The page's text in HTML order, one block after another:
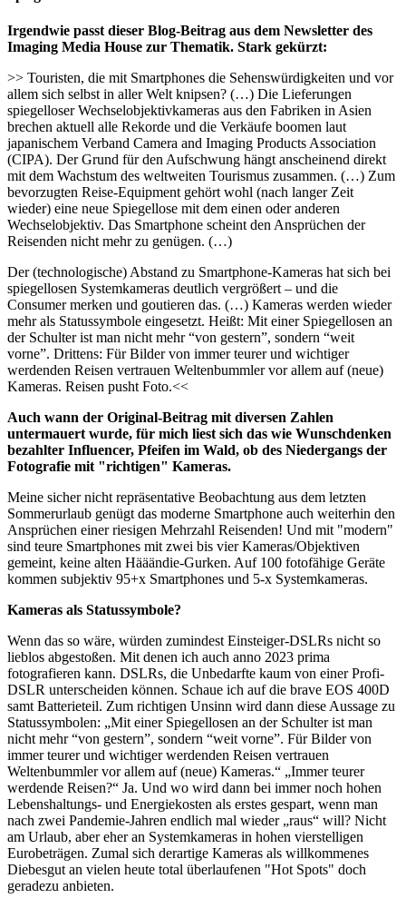
Irgendwie passt dieser Blog-Beitrag aus dem Newsletter des
Imaging Media House zur Thematik. Stark gekürzt:
>> Touristen, die mit Smartphones die Sehenswürdigkeiten und vor
allem sich selbst in aller Welt knipsen? (…) Die Lieferungen
spiegelloser Wechselobjektivkameras aus den Fabriken in Asien
brechen aktuell alle Rekorde und die Verkäufe boomen laut
japanischem Verband Camera and Imaging Products Association
(CIPA). Der Grund für den Aufschwung hängt anscheinend direkt
mit dem Wachstum des weltweiten Tourismus zusammen. (…) Zum
bevorzugten Reise-Equipment gehört wohl (nach langer Zeit
wieder) eine neue Spiegellose mit dem einen oder anderen
Wechselobjektiv. Das Smartphone scheint den Ansprüchen der
Reisenden nicht mehr zu genügen. (…)
Der (technologische) Abstand zu Smartphone-Kameras hat sich bei
spiegellosen Systemkameras deutlich vergrößert – und die
Consumer merken und goutieren das. (…) Kameras werden wieder
mehr als Statussymbole eingesetzt. Heißt: Mit einer Spiegellosen an
der Schulter ist man nicht mehr “von gestern”, sondern “weit
vorne”. Drittens: Für Bilder von immer teurer und wichtiger
werdenden Reisen vertrauen Weltenbummler vor allem auf (neue)
Kameras. Reisen pusht Foto.<<
Auch wann der Original-Beitrag mit diversen Zahlen
untermauert wurde, für mich liest sich das wie Wunschdenken
bezahlter Influencer, Pfeifen im Wald, ob des Niedergangs der
Fotografie mit "richtigen" Kameras.
Meine sicher nicht repräsentative Beobachtung aus dem letzten
Sommerurlaub genügt das moderne Smartphone auch weiterhin den
Ansprüchen einer riesigen Mehrzahl Reisenden! Und mit "modern"
sind teure Smartphones mit zwei bis vier Kameras/Objektiven
gemeint, keine alten Hääändie-Gurken. Auf 100 fotofähige Geräte
kommen subjektiv 95+x Smartphones und 5-x Systemkameras.
Kameras als Statussymbole?
Wenn das so wäre, würden zumindest Einsteiger-DSLRs nicht so
lieblos abgestoßen. Mit denen ich auch anno 2023 prima
fotografieren kann. DSLRs, die Unbedarfte kaum von einer Profi-
DSLR unterscheiden können. Schaue ich auf die brave EOS 400D
samt Batterieteil. Zum richtigen Unsinn wird dann diese Aussage zu
Statussymbolen: „Mit einer Spiegellosen an der Schulter ist man
nicht mehr “von gestern”, sondern “weit vorne”. Für Bilder von
immer teurer und wichtiger werdenden Reisen vertrauen
Weltenbummler vor allem auf (neue) Kameras.“ „Immer teurer
werdende Reisen?“ Ja. Und wo wird dann bei immer noch hohen
Lebenshaltungs- und Energiekosten als erstes gespart, wenn man
nach zwei Pandemie-Jahren endlich mal wieder „raus“ will? Nicht
am Urlaub, aber eher an Systemkameras in hohen vierstelligen
Eurobeträgen. Zumal sich derartige Kameras als willkommenes
Diebesgut an vielen heute total überlaufenen "Hot Spots" doch
geradezu anbieten.